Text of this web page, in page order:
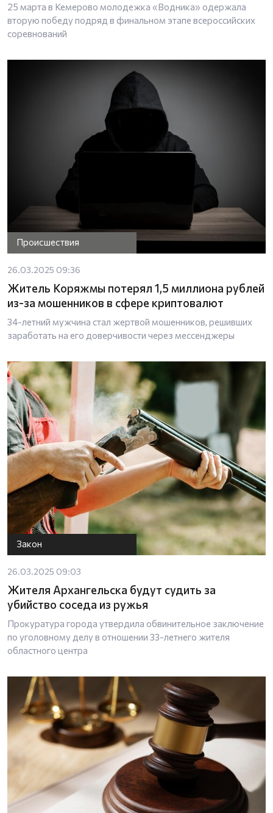
25 марта в Кемерово молодежка «Водника» одержала
вторую победу подряд в финальном этапе всероссийских
соревнований
Происшествия
26.03.2025 09:36
Житель Коряжмы потерял 1,5 миллиона рублей
из-за мошенников в сфере криптовалют
34-летний мужчина стал жертвой мошенников, решивших
заработать на его доверчивости через мессенджеры
Закон
26.03.2025 09:03
Жителя Архангельска будут судить за
убийство соседа из ружья
Прокуратура города утвердила обвинительное заключение
по уголовному делу в отношении 33-летнего жителя
областного центра